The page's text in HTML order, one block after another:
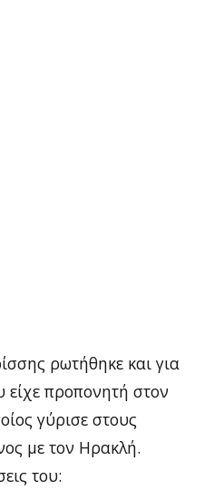
ρωτήθηκε και για
προπονητή στον
γύρισε στους
με τον Ηρακλή.
του: